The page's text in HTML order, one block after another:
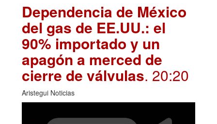
Dependencia de México
del gas de EE.UU.: el
90% importado y un
apagón a merced de
cierre de válvulas. 20:20
Aristegui Noticias